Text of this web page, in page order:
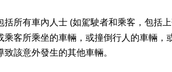
括所有車內人士 (如駕駛者和乘客，包括
乘客所乘坐的車輛，或撞倒行人的車輛
該意外發生的其他車輛。